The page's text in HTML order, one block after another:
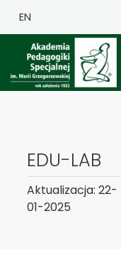
EN
EDU-LAB
Aktualizacja: 22-
01-2025